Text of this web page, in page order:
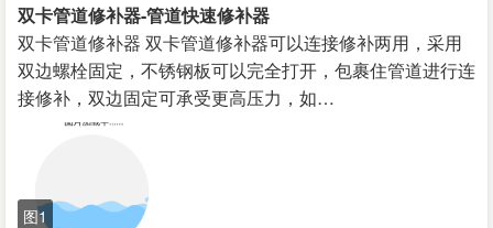
双卡管道修补器-管道快速修补器
双卡管道修补器 双卡管道修补器可以连接修补两用，采用
双边螺栓固定，不锈钢板可以完全打开，包裹住管道进行连
接修补，双边固定可承受更高压力，如…
图1